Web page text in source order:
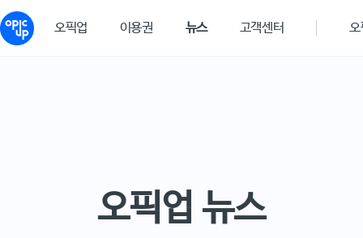
오픽업 이용권 뉴스 고객센터 오
오픽업 뉴스